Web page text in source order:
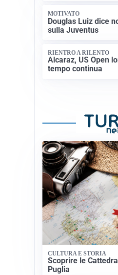
MOTIVATO
Douglas Luiz dice
sulla Juventus
RIENTRO A RILENTO
Alcaraz, US Open
tempo continua
CULTURA E STORIA
Scoprire le
Puglia